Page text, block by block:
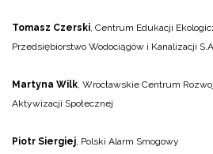
Tomasz Czerski , Centrum Edukacji
Przedsiębiorstwo Wodociągów i Kanalizacji
Martyna Wilk , Wrocławskie Centrum
Aktywizacji Społecznej
Piotr Siergiej , Polski Alarm Smogowy